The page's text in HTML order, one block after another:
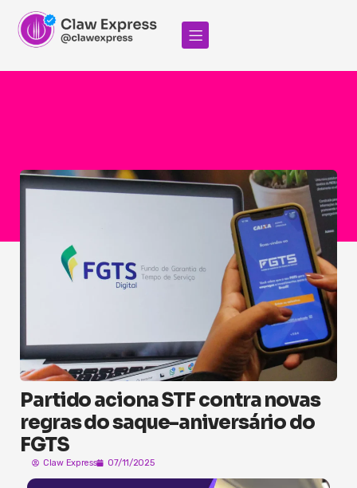
Partido aciona STF contra novas
regras do saque-aniversário do
FGTS
Claw Express 07/11/2025